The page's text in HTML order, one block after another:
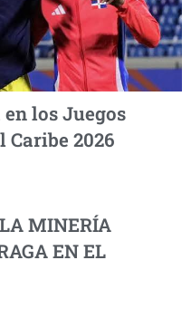
los Juegos
Caribe 2026
MINERÍA
EN EL